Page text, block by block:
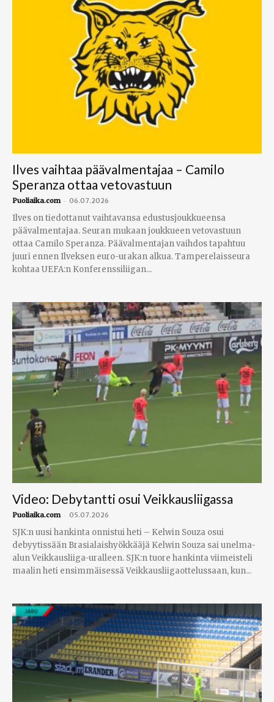
Ilves vaihtaa päävalmentajaa – Camilo
Speranza ottaa vetovastuun
Puoliaika.com - 06.07.2026
Ilves on tiedottanut vaihtavansa edustusjoukkueensa
päävalmentajaa. Seuran mukaan joukkueen vetovastuun
ottaa Camilo Speranza. Päävalmentajan vaihdos tapahtuu
juuri ennen Ilveksen euro-urakan alkua. Tamperelaisseura
kohtaa UEFA:n Konferenssiliigan...
Video: Debytantti osui Veikkausliigassa
Puoliaika.com - 05.07.2026
SJK:n uusi hankinta onnistui heti – Kelwin Souza osui
debyytissään Brasialaishyökkääjä Kelwin Souza sai unelma-
alun Veikkausliiga-uralleen. SJK:n tuore hankinta viimeisteli
maalin heti ensimmäisessä Veikkausliigaottelussaan, kun...